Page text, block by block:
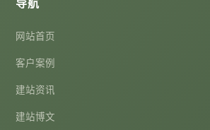
导航
网站首页
客户案例
建站资讯
建站博文